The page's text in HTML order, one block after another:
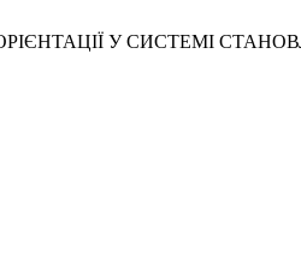
ОРІЄНТАЦІЇ У СИСТЕМІ